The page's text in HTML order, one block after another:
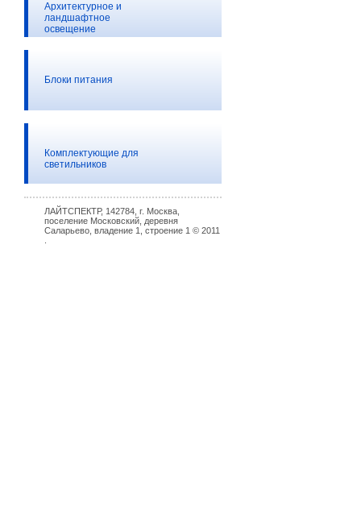
Архитектурное и
ландшафтное
освещение
Блоки питания
Комплектующие для
светильников
ЛАЙТСПЕКТР, 142784, г. Москва,
поселение Московский, деревня
Саларьево, владение 1, строение 1 © 2011